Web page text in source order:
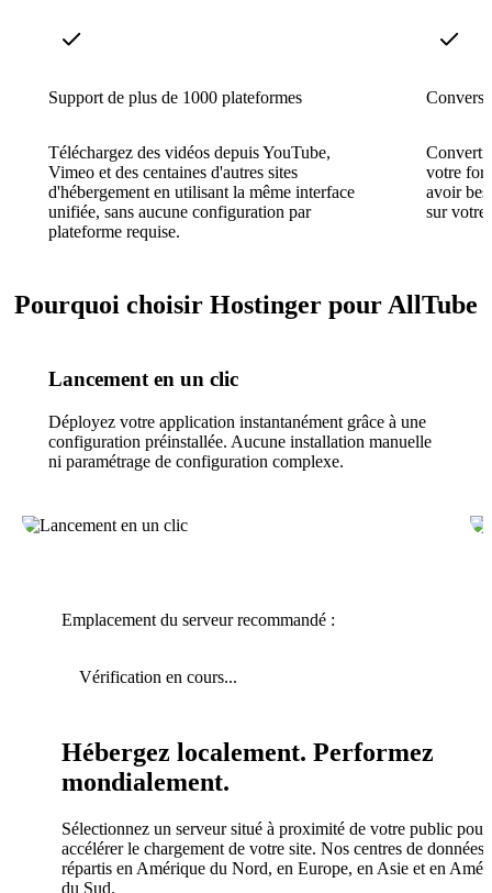
Support de plus de 1000 plateformes
Téléchargez des vidéos depuis YouTube,
Vimeo et des centaines d'autres sites
d'hébergement en utilisant la même interface
unifiée, sans aucune configuration par
plateforme requise.
votre
avoir
sur votre
Pourquoi choisir Hostinger pour AllTube
Lancement en un clic
Déployez votre application instantanément grâce à une
configuration préinstallée. Aucune installation manuelle
ni paramétrage de configuration complexe.
Emplacement du serveur recommandé :
Vérification en cours...
Hébergez localement. Performez
mondialement.
Sélectionnez un serveur situé à proximité de votre public pour
accélérer le chargement de votre site. Nos centres de données
répartis en Amérique du Nord, en Europe, en Asie et en
du Sud.